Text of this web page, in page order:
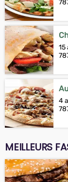
15
4
MEILLEURS